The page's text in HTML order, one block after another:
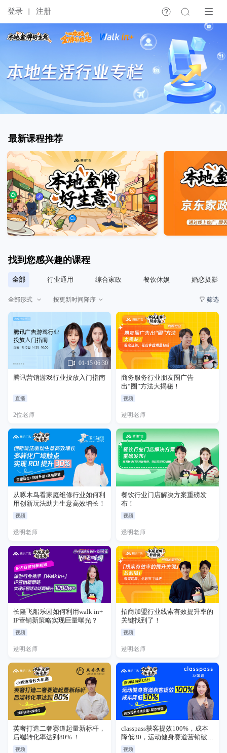
登录 注册
最新课程推荐
找到您感兴趣的课程
全部 行业通用 综合家政 餐饮休娱 婚恋摄影
全部形式 按更新时间降序 筛选
01-15 06:30
腾讯营销游戏行业投放入门指南
直播
2位老师
商务服务行业朋友圈广告
出“圈”方法大揭秘！
视频
逯明老师
从啄木鸟看家庭维修行业如何利
用创新玩法助力生意高效增长！
视频
逯明老师
餐饮行业门店解决方案重磅发
布！
视频
逯明老师
长隆飞船乐园如何利用walk in+
IP营销新策略实现巨量曝光？
视频
逯明老师
招商加盟行业线索有效提升率的
关键找到了！
视频
逯明老师
英奢打造二奢赛道起量新标杆，
后端转化率达到80% ！
视频
classpass获客提效100%，成本
降低30，运动健身赛道营销破局
新打法！
视频